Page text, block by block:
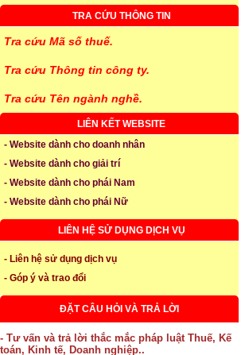
TRA CỨU THÔNG TIN
Tra cứu Mã số thuế.
Tra cứu Thông tin công ty.
Tra cứu Tên ngành nghề.
LIÊN KẾT WEBSITE
- Website dành cho doanh nhân
- Website dành cho giải trí
- Website dành cho phái Nam
- Website dành cho phái Nữ
LIÊN HỆ SỬ DỤNG DỊCH VỤ
- Liên hệ sử dụng dịch vụ
- Góp ý và trao đổi
ĐẶT CÂU HỎI VÀ TRẢ LỜI
- Tư vấn và trả lời thắc mắc pháp luật Thuế, Kế
toán, Kinh tế, Doanh nghiệp..